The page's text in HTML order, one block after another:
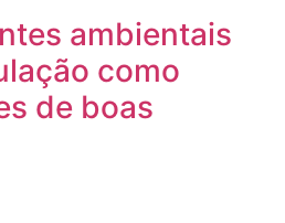
ambientais
como
de boas